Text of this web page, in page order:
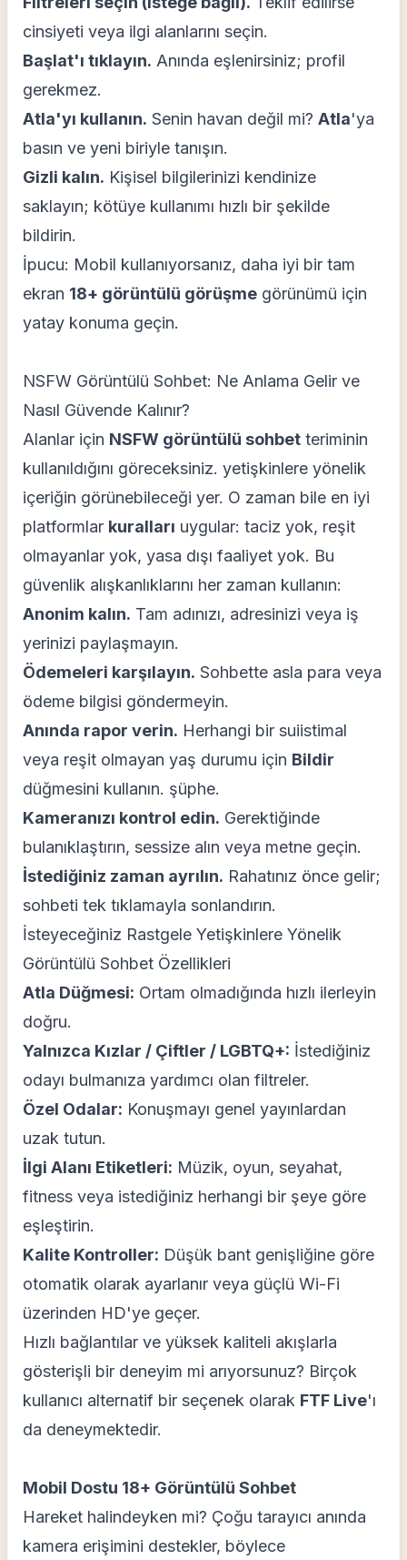
cinsiyeti veya ilgi alanlarını seçin.
Başlat'ı tıklayın. Anında eşlenirsiniz; profil
gerekmez.
Atla'yı kullanın. Senin havan değil mi? Atla'ya
basın ve yeni biriyle tanışın.
Gizli kalın. Kişisel bilgilerinizi kendinize
saklayın; kötüye kullanımı hızlı bir şekilde
bildirin.
İpucu: Mobil kullanıyorsanız, daha iyi bir tam
ekran 18+ görüntülü görüşme görünümü için
yatay konuma geçin.
NSFW Görüntülü Sohbet: Ne Anlama Gelir ve
Nasıl Güvende Kalınır?
Alanlar için NSFW görüntülü sohbet teriminin
kullanıldığını göreceksiniz. yetişkinlere yönelik
içeriğin görünebileceği yer. O zaman bile en iyi
platformlar kuralları uygular: taciz yok, reşit
olmayanlar yok, yasa dışı faaliyet yok. Bu
güvenlik alışkanlıklarını her zaman kullanın:
Anonim kalın. Tam adınızı, adresinizi veya iş
yerinizi paylaşmayın.
Ödemeleri karşılayın. Sohbette asla para veya
ödeme bilgisi göndermeyin.
Anında rapor verin. Herhangi bir suiistimal
veya reşit olmayan yaş durumu için Bildir
düğmesini kullanın. şüphe.
Kameranızı kontrol edin. Gerektiğinde
bulanıklaştırın, sessize alın veya metne geçin.
İstediğiniz zaman ayrılın. Rahatınız önce gelir;
sohbeti tek tıklamayla sonlandırın.
İsteyeceğiniz Rastgele Yetişkinlere Yönelik
Görüntülü Sohbet Özellikleri
Atla Düğmesi: Ortam olmadığında hızlı ilerleyin
doğru.
Yalnızca Kızlar / Çiftler / LGBTQ+: İstediğiniz
odayı bulmanıza yardımcı olan filtreler.
Özel Odalar: Konuşmayı genel yayınlardan
uzak tutun.
İlgi Alanı Etiketleri: Müzik, oyun, seyahat,
fitness veya istediğiniz herhangi bir şeye göre
eşleştirin.
Kalite Kontroller: Düşük bant genişliğine göre
otomatik olarak ayarlanır veya güçlü Wi-Fi
üzerinden HD'ye geçer.
Hızlı bağlantılar ve yüksek kaliteli akışlarla
gösterişli bir deneyim mi arıyorsunuz? Birçok
kullanıcı alternatif bir seçenek olarak FTF Live'ı
da deneymektedir.
Mobil Dostu 18+ Görüntülü Sohbet
Hareket halindeyken mi? Çoğu tarayıcı anında
kamera erişimini destekler, böylece